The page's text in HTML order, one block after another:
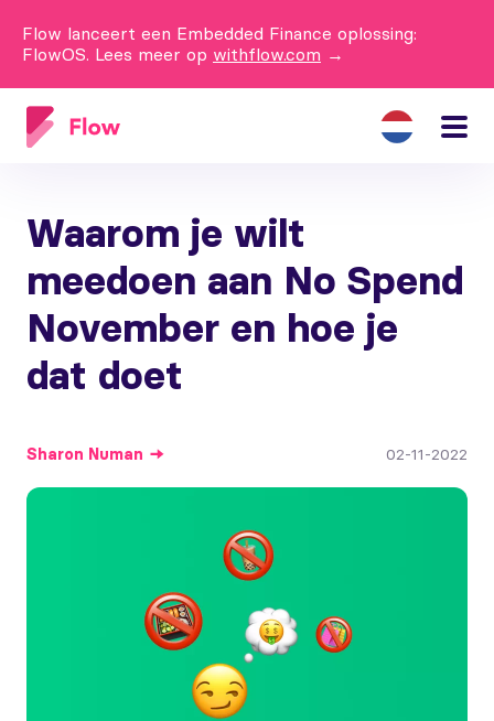
Flow lanceert een Embedded Finance oplossing:
FlowOS. Lees meer op withflow.com →
Waarom je wilt
meedoen aan No Spend
November en hoe je
dat doet
Sharon Numan 02-11-2022